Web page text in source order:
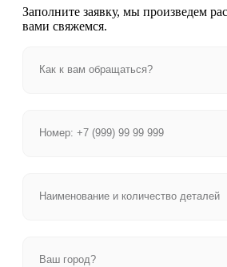
Заполните заявку, мы произведем
вами свяжемся.